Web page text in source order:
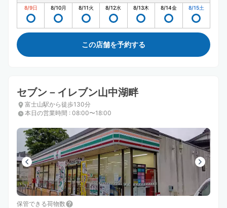
8/9日 8/10月 8/11火 8/12水 8/13木 8/14金 8/15土
この店舗を予約する
セブン－イレブン山中湖畔
富士山駅から徒歩130分
本日の営業時間 : 08:00〜18:00
保管できる荷物数